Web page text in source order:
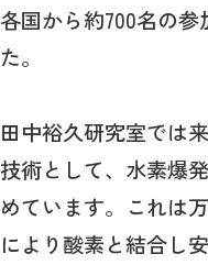
各国から約700名の
た。
田中裕久研究室では
技術として、水素爆
めています。これは
により酸素と結合し